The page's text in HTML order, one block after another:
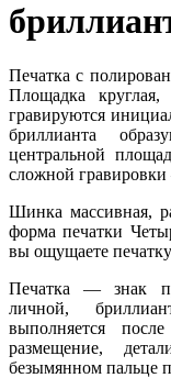
Печатка с
Площадка
гравируются
бриллианта
центральной
сложной гравировки
Шинка массивная,
форма печатки
вы ощущаете
Печатка — знак
личной,
выполняется
размещение,
безымянном пальце